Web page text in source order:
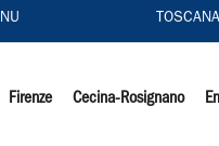
TOSCANA
Firenze Cecina-Rosignano